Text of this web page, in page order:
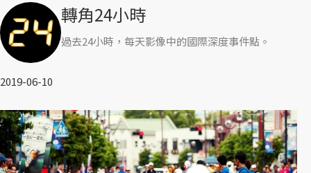
轉角24小時
過去24小時，每天影像中的國際深度事件點。
2019-06-10